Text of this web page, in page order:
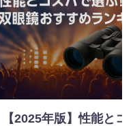
【2025年版】性能とコ